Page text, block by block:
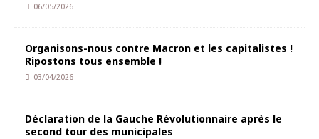
06/05/2026
Organisons-nous contre Macron et les capitalistes !
Ripostons tous ensemble !
03/04/2026
Déclaration de la Gauche Révolutionnaire après le
second tour des municipales